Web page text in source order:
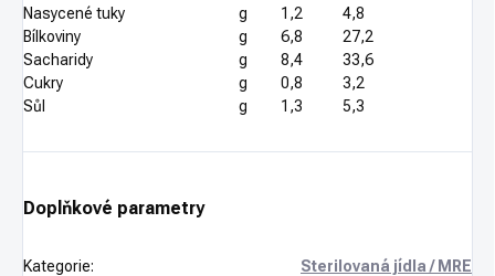
Nasycené tuky
g 1,2
4,8
Bílkoviny
g 6,8
27,2
Sacharidy
g 8,4
33,6
Cukry
g 0,8
3,2
Sůl
g 1,3 5,3
Doplňkové parametry
Kategorie: Sterilovaná jídla / MRE